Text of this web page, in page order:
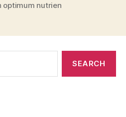
optimum nutrien